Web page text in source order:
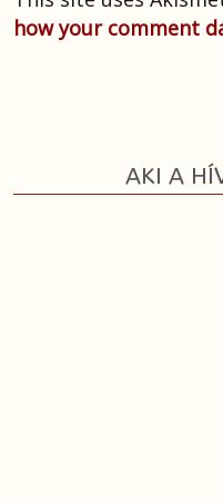
how your comment
AKI A